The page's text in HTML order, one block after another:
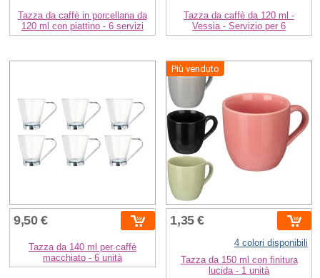
Tazza da caffè in porcellana da
120 ml con piattino - 6 servizi
Tazza da caffè da 120 ml -
Vessia - Servizio per 6
9,50 €
Tazza da 140 ml per caffè
macchiato - 6 unità
Più venduto
1,35 €
4 colori disponibili
Tazza da 150 ml con finitura
lucida - 1 unità